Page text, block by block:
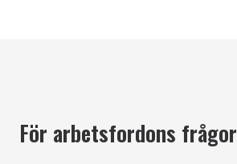
För arbetsfordons frågor